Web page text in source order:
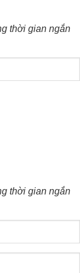
thời gian ngắn
thời gian ngắn